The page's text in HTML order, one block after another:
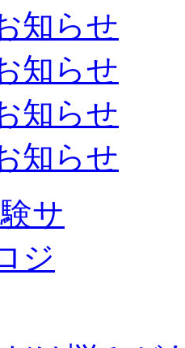
知らせ
知らせ
知らせ
知らせ